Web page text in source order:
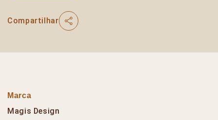
Compartilhar
Marca
Magis Design